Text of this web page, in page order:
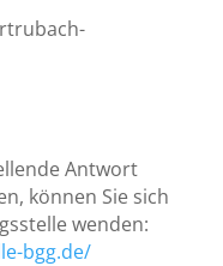
Antwort
können Sie sich
wenden:
bgg.de/